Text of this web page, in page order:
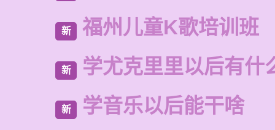
新 福州儿童K歌培训班
新 学尤克里里以后有什
新 学音乐以后能干啥